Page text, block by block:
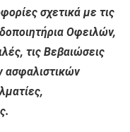
σχετικά με τις
Οφειλών,
τις Βεβαιώσεις
ασφαλιστικών